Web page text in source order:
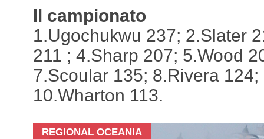
Il campionato
1.Ugochukwu 237; 2.Slater
211 ; 4.Sharp 207; 5.Wood
7.Scoular 135; 8.Rivera
10.Wharton 113.
REGIONAL OCEANIA